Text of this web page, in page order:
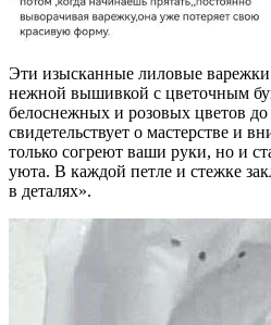
Эти изысканные лиловые
нежной вышивкой с цветочным
белоснежных и розовых цветов
свидетельствует о мастерстве и
только согреют ваши руки, но и
уюта. В каждой петле и стежке
в деталях».